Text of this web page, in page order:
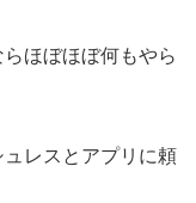
ほぼほぼ何もやら
レスとアプリに頼